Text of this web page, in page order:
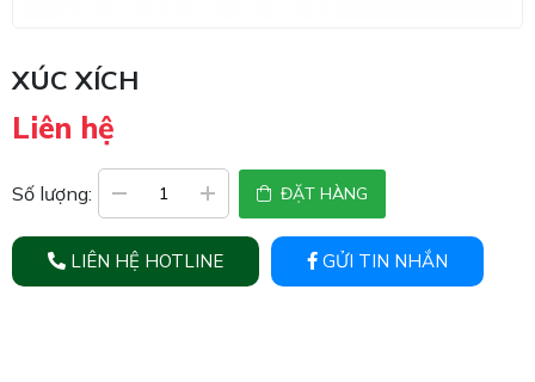
XÚC XÍCH
Liên hệ
Số lượng: ĐẶT HÀNG
LIÊN HỆ HOTLINE GỬI TIN NHẮN